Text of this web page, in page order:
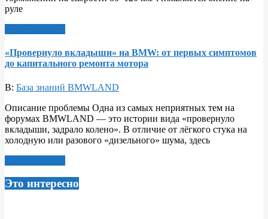
руле
«Провернуло вкладыши» на BMW: от первых симптомов
до капитального ремонта мотора
В: База знаний BMWLAND
Описание проблемы Одна из самых неприятных тем на
форумах BMWLAND — это истории вида «провернуло
вкладыши, задрало колено». В отличие от лёгкого стука на
холодную или разового «дизельного» шума, здесь
Это интересно